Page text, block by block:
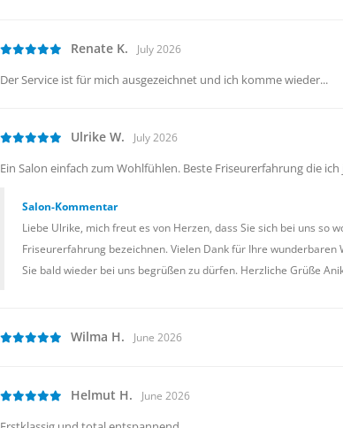
Renate K. July 2026
Der Service ist für mich ausgezeichnet und ich komme wieder...
Ulrike W. July 2026
Ein Salon einfach zum Wohlfühlen. Beste Friseurerfahrung die
Salon-Kommentar
Liebe Ulrike, mich freut es von Herzen, dass Sie sich bei uns so
Friseurerfahrung bezeichnen. Vielen Dank für Ihre
Sie bald wieder bei uns begrüßen zu dürfen. Herzliche Grüße
Wilma H. June 2026
Helmut H. June 2026